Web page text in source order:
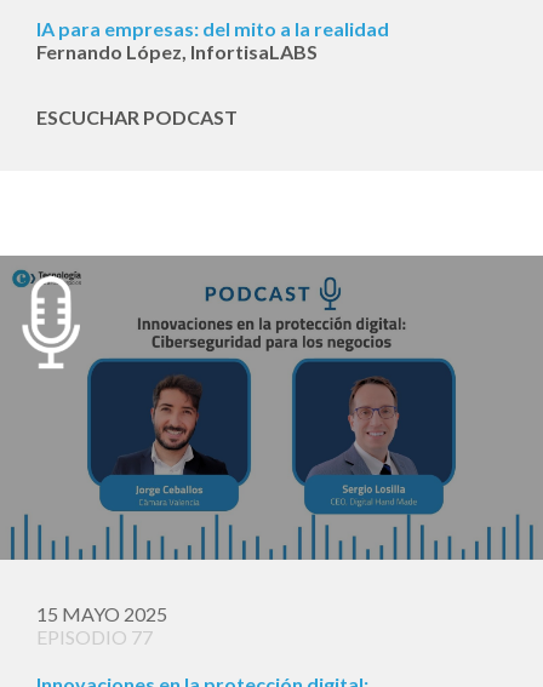
IA para empresas: del mito a la realidad
Fernando López, InfortisaLABS
ESCUCHAR PODCAST
15 MAYO 2025
EPISODIO 77